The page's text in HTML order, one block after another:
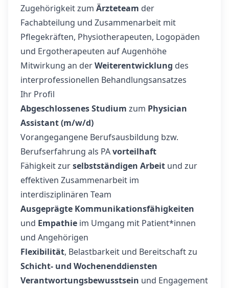
Zugehörigkeit zum Ärzteteam der
Fachabteilung und Zusammenarbeit mit
Pflegekräften, Physiotherapeuten, Logopäden
und Ergotherapeuten auf Augenhöhe
Mitwirkung an derWeiterentwicklung des
interprofessionellen Behandlungsansatzes
Ihr Profil
Abgeschlossenes Studium zum Physician
Assistant (m/w/d)
Vorangegangene Berufsausbildung bzw.
Berufserfahrung als PAvorteilhaft
Fähigkeit zurselbstständigen Arbeit und zur
effektiven Zusammenarbeit im
interdisziplinären Team
Ausgeprägte Kommunikationsfähigkeiten
und Empathie im Umgang mit Patient*innen
und Angehörigen
Flexibilität, Belastbarkeit und Bereitschaft zu
Schicht- und Wochenenddiensten
Verantwortungsbewusstsein und Engagement